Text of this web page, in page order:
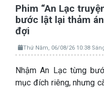
Phim “An Lạc
bước lật lại thảm
đợi
Thứ Năm, 06/08/26 10:38
Nhậm An Lạc từng
mục đích riêng, nhưng